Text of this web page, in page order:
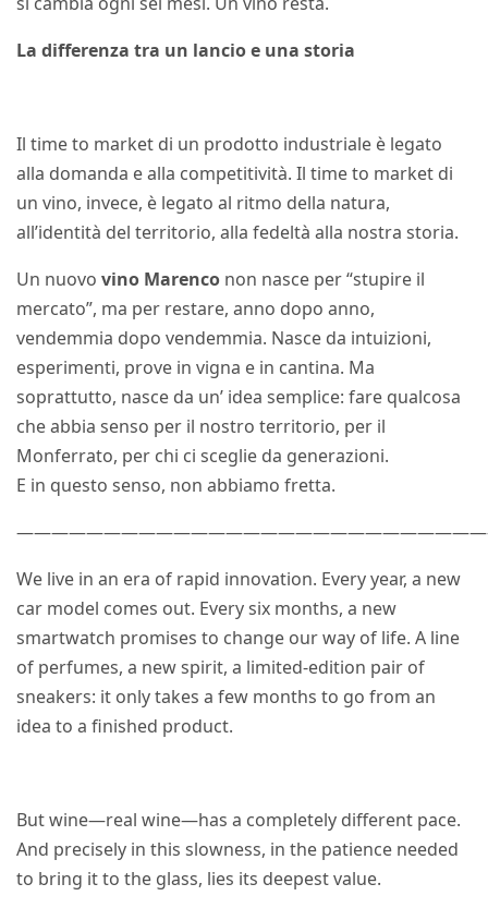
La differenza tra un lancio e una storia
Il time to market di un prodotto industriale è legato
alla domanda e alla competitività. Il time to market di
un vino, invece, è legato al ritmo della natura,
all’identità del territorio, alla fedeltà alla nostra storia.
Un nuovovino Marenco non nasce per “stupire il
mercato”, ma per restare, anno dopo anno,
vendemmia dopo vendemmia. Nasce da intuizioni,
esperimenti, prove in vigna e in cantina. Ma
soprattutto, nasce da un’ idea semplice: fare qualcosa
che abbia senso per il nostro territorio, per il
Monferrato, per chi ci sceglie da generazioni.
E in questo senso, non abbiamo fretta.
We live in an era of rapid innovation. Every year, a new
car model comes out. Every six months, a new
smartwatch promises to change our way of life. A line
of perfumes, a new spirit, a limited-edition pair of
sneakers: it only takes a few months to go from an
idea to a finished product.
But wine—real wine—has a completely different pace.
And precisely in this slowness, in the patience needed
to bring it to the glass, lies its deepest value.